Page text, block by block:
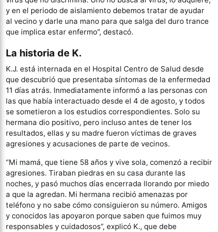
y en el periodo de aislamiento debemos tratar de ayudar
al vecino y darle una mano para que salga del duro trance
que implica estar enfermo”, destacó.
La historia de K.
K.J. está internada en el Hospital Centro de Salud desde
que descubrió que presentaba síntomas de la enfermedad
11 días atrás. Inmediatamente informó a las personas con
las que había interactuado desde el 4 de agosto, y todos
se sometieron a los estudios correspondientes. Solo su
hermana dio positivo, pero incluso antes de tener los
resultados, ellas y su madre fueron víctimas de graves
agresiones y acusaciones de parte de vecinos.
“Mi mamá, que tiene 58 años y vive sola, comenzó a recibir
agresiones. Tiraban piedras en su casa durante las
noches, y pasó muchos días encerrada llorando por miedo
a que la agredan. Mi hermana recibió amenazas por
teléfono y no sabe cómo consiguieron su número. Amigos
y conocidos las apoyaron porque saben que fuimos muy
responsables y cuidadosos”, explicó K., que debe